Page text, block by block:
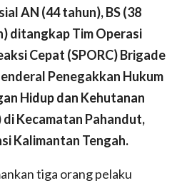
AN (44 tahun), BS (38
ditangkap Tim Operasi
Cepat (SPORC) Brigade
Penegakkan Hukum
Hidup dan Kehutanan
Kecamatan Pahandut,
Kalimantan Tengah.
tiga orang pelaku